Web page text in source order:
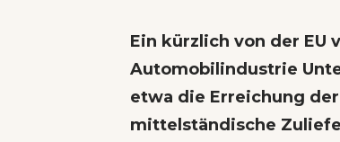
Ein kürzlich von der
Automobilindustrie
etwa die Erreichung der
mittelständische